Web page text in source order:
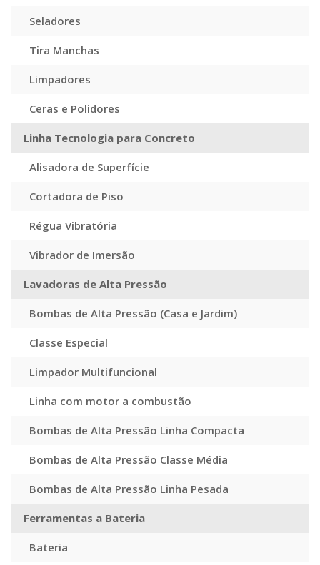
Seladores
Tira Manchas
Limpadores
Ceras e Polidores
Linha Tecnologia para Concreto
Alisadora de Superfície
Cortadora de Piso
Régua Vibratória
Vibrador de Imersão
Lavadoras de Alta Pressão
Bombas de Alta Pressão (Casa e Jardim)
Classe Especial
Limpador Multifuncional
Linha com motor a combustão
Bombas de Alta Pressão Linha Compacta
Bombas de Alta Pressão Classe Média
Bombas de Alta Pressão Linha Pesada
Ferramentas a Bateria
Bateria